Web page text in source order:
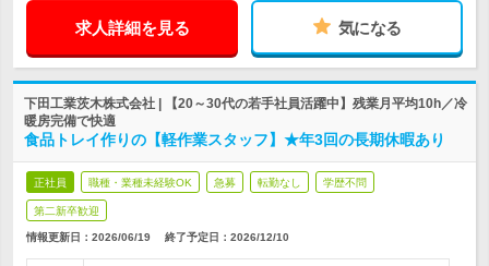
求人詳細を見る 気になる
下田工業茨木株式会社 | 【20～30代の若手社員活躍中】残業月平均10h／冷
暖房完備で快適
食品トレイ作りの【軽作業スタッフ】★年3回の長期休暇あり
正社員 職種・業種未経験OK 急募 転勤なし 学歴不問
第二新卒歓迎
情報更新日：2026/06/19 終了予定日： 2026/12/10